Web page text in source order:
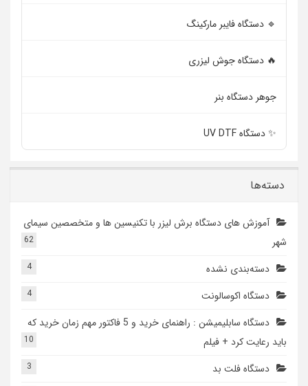
🔹 دستگاه فایبر مارکینگ
🔥 دستگاه جوش لیزری
جوهر دستگاه بنر
✨ دستگاه UV DTF
دسته‌ها
آموزش های دستگاه برش لیزر با تکنیسین ها و متخصصین سیمای
شهر
62
دسته‌بندی نشده 4
دستگاه اکوسالونت 4
دستگاه سابلیمیشن : راهنمای خرید و 5 فاکتور مهم زمان خرید که
باید رعایت کرد + فیلم
10
دستگاه فلت بد 3